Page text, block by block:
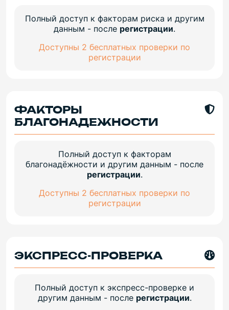
Полный доступ к факторам риска и другим
данным - после регистрации.
Доступны 2 бесплатных проверки по
регистрации
ФАКТОРЫ
БЛАГОНАДЕЖНОСТИ
Полный доступ к факторам
благонадёжности и другим данным - после
регистрации.
Доступны 2 бесплатных проверки по
регистрации
ЭКСПРЕСС-ПРОВЕРКА
Полный доступ к экспресс-проверке и
другим данным - после регистрации.